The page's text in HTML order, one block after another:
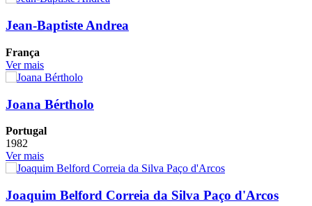
Jean-Baptiste Andrea
França
Ver mais
Joana Bértholo
Portugal
1982
Ver mais
Joaquim Belford Correia da Silva Paço d'Arcos